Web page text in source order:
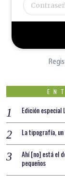
Edición
La tipografía,
Ahí [no] está el
pequeños